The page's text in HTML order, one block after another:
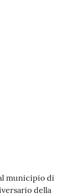
municipio di
della